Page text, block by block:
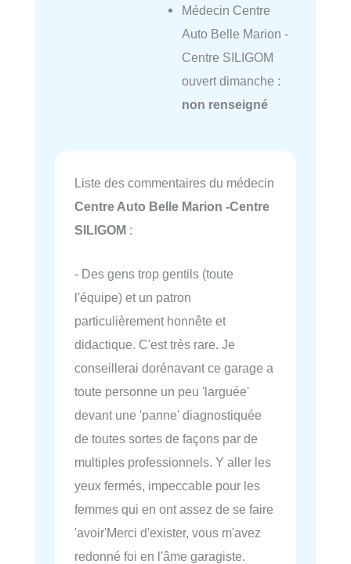
Médecin Centre
Auto Belle Marion -
Centre SILIGOM
ouvert dimanche :
non renseigné
Liste des commentaires du médecin
Centre Auto Belle Marion -Centre
SILIGOM :
- Des gens trop gentils (toute
l'équipe) et un patron
particulièrement honnête et
didactique. C'est très rare. Je
conseillerai dorénavant ce garage a
toute personne un peu 'larguée'
devant une 'panne' diagnostiquée
de toutes sortes de façons par de
multiples professionnels. Y aller les
yeux fermés, impeccable pour les
femmes qui en ont assez de se faire
'avoir'Merci d'exister, vous m'avez
redonné foi en l'âme garagiste.